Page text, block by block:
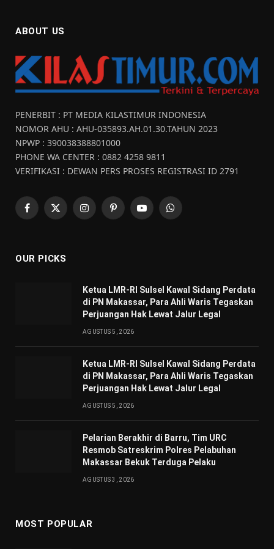
ABOUT US
PENERBIT : PT MEDIA KILASTIMUR INDONESIA
NOMOR AHU : AHU-035893.AH.01.30.TAHUN 2023
NPWP : 390038388801000
PHONE WA CENTER : 0882 4258 9811
VERIFIKASI : DEWAN PERS PROSES REGISTRASI ID 2791
Facebook
X
InstagramPinterestYouTubeWhatsApp
OUR PICKS
Ketua LMR-RI Sulsel Kawal Sidang Perdata
di PN Makassar, Para Ahli Waris Tegaskan
Perjuangan Hak Lewat Jalur Legal
AGUSTUS 5, 2026
Ketua LMR-RI Sulsel Kawal Sidang Perdata
di PN Makassar, Para Ahli Waris Tegaskan
Perjuangan Hak Lewat Jalur Legal
AGUSTUS 5, 2026
Pelarian Berakhir di Barru, Tim URC
Resmob Satreskrim Polres Pelabuhan
Makassar Bekuk Terduga Pelaku
AGUSTUS 3, 2026
MOST POPULAR